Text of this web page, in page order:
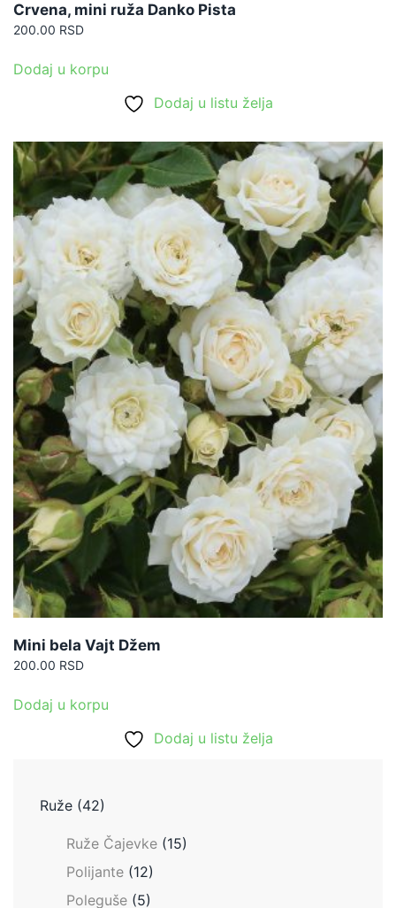
Crvena, mini ruža Danko Pista
200.00 RSD
Dodaj u korpu
Dodaj u listu želja
Mini bela Vajt Džem
200.00 RSD
Dodaj u korpu
Dodaj u listu želja
Ruže (42)
Ruže Čajevke (15)
Polijante (12)
Poleguše (5)